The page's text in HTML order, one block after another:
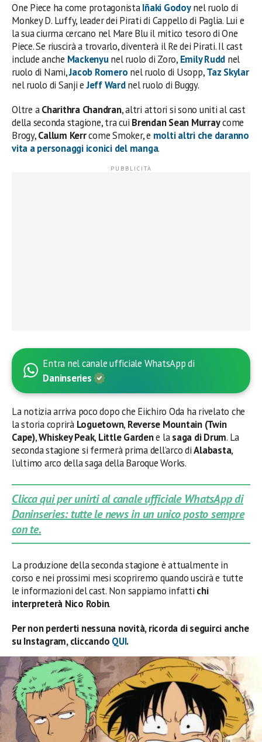
One Piece ha come protagonistaIñaki Godoynel ruolo di
Monkey D. Luffy, leader dei Pirati di Cappello di Paglia. Lui e
la sua ciurma cercano nel Mare Blu il mitico tesoro di One
Piece. Se riuscirà a trovarlo, diventerà il Re dei Pirati. Il cast
include anche Mackenyunel ruolo di Zoro, Emily Rudd nel
ruolo di Nami,Jacob Romero nel ruolo di Usopp,Taz Skylar
nel ruolo di Sanji eJeff Wardnel ruolo di Buggy.
Oltre aCharithra Chandran, altri attori si sono uniti al cast
della seconda stagione, tra cui Brendan Sean Murraycome
Brogy,Callum Kerrcome Smoker, e molti altri che daranno
vita a personaggi iconici del manga.
Entra nel canale ufficiale WhatsApp di
Daninseries
La notizia arriva poco dopo che Eiichiro Oda ha rivelato che
la storia coprirà Loguetown, Reverse Mountain (Twin
Cape),Whiskey Peak, Little Gardene lasaga di Drum. La
seconda stagione si fermerà prima dell’arco diAlabasta,
l’ultimo arco della saga della Baroque Works.
Clicca qui per unirti al canale ufficiale WhatsApp di
Daninseries: tutte le news in un unico posto sempre
con te.
La produzione della seconda stagione è attualmente in
corso e nei prossimi mesi scopriremo quando uscirà e tutte
le informazioni del cast. Non sappiamo infatti chi
interpreterà Nico Robin.
Per non perderti nessuna novità, ricorda di seguirci anche
su Instagram, cliccando QUI.